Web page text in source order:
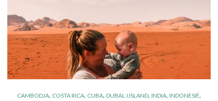
CAMBODJA, COSTA RICA, CUBA, DUBAI, IJSLAND, INDIA, INDONESIË,